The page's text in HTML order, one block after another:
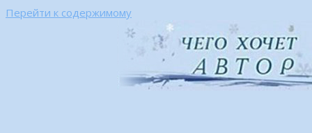
Перейти к содержимому